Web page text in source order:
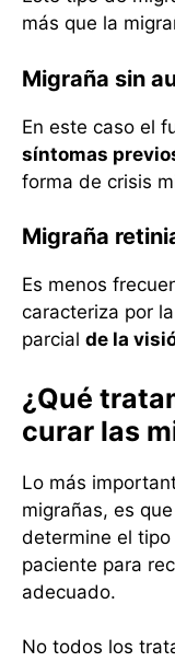
más que la
Migraña sin
En este caso el
síntomas
forma de crisis
Migraña
Es menos
caracteriza por la
parcial de la
¿Qué
curar las
Lo más
migrañas, es
determine el
paciente para
adecuado.
No todos los